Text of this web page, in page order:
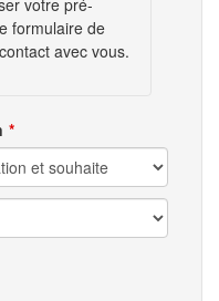
votre pré-
formulaire de
avec vous.